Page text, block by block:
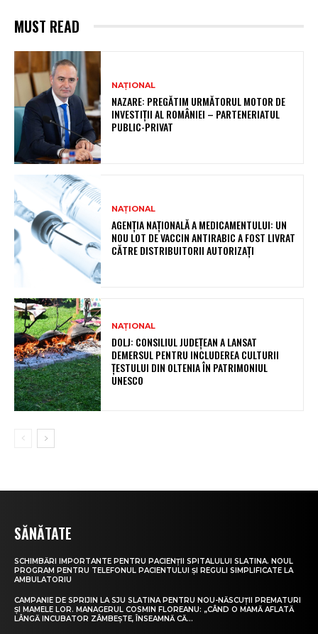
MUST READ
NAȚIONAL
NAZARE: PREGĂTIM URMĂTORUL MOTOR DE
INVESTIȚII AL ROMÂNIEI – PARTENERIATUL
PUBLIC-PRIVAT
NAȚIONAL
AGENȚIA NAȚIONALĂ A MEDICAMENTULUI: UN
NOU LOT DE VACCIN ANTIRABIC A FOST LIVRAT
CĂTRE DISTRIBUITORII AUTORIZAȚI
NAȚIONAL
DOLJ: CONSILIUL JUDEȚEAN A LANSAT
DEMERSUL PENTRU INCLUDEREA CULTURII
ȚESTULUI DIN OLTENIA ÎN PATRIMONIUL
UNESCO
SĂNĂTATE
SCHIMBĂRI IMPORTANTE PENTRU PACIENȚII SPITALULUI SLATINA. NOUL
PROGRAM PENTRU TELEFONUL PACIENTULUI ȘI REGULI SIMPLIFICATE LA
AMBULATORIU
CAMPANIE DE SPRIJIN LA SJU SLATINA PENTRU NOU-NĂSCUȚII PREMATURI
ȘI MAMELE LOR. MANAGERUL COSMIN FLOREANU: „CÂND O MAMĂ AFLATĂ
LÂNGĂ INCUBATOR ZÂMBEȘTE, ÎNSEAMNĂ CĂ...